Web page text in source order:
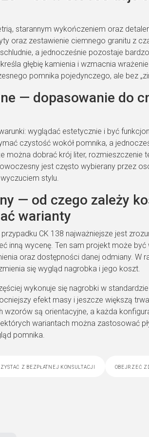
starannym wykończeniem oraz
oraz zestawienie ciemnego granitu z
a jednocześnie pozostaje
głębię kamienia i wzmacnia
pomnika pojedynczego, ale bez
— dopasowanie do
wyglądać estetycznie i być
czystość wokół pomnika, a
można dobrać krój liter, rozmieszczenie
jest często wybierany przez
stylu.
— od czego zależy
warianty
CK 138 najważniejsze jest
inną wycenę. Ten sam projekt może
oraz dostępności danej odmiany. W
się wygląd nagrobka i jego koszt.
wykonuje się nagrobki w
efekt masy i jeszcze większą
są orientacyjne, a każda
wariantach można zastosować
pomnika.
z bezpłatnej konsultacji obejrzeć